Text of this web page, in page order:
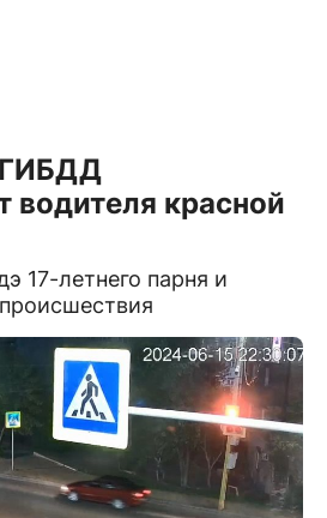
ГИБДД
водителя красной
17-летнего парня и